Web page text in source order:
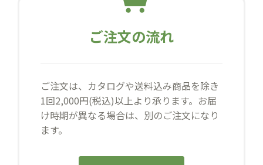
ご注文の流れ
ご注文は、カタログや送料込み商品を除き
1回2,000円(税込)以上より承ります。お届
け時期が異なる場合は、別のご注文になり
ます。